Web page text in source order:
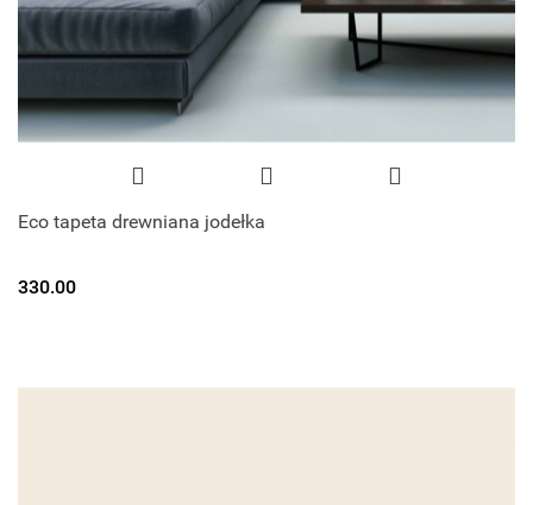
Eco tapeta drewniana jodełka
330.00